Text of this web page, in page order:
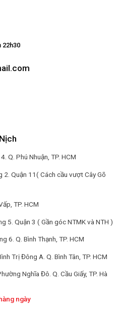
22h30
Q. Phú Nhuận, TP. HCM
Quận 11( Cách cầu vượt Cây Gõ
TP. HCM
5. Quận 3 ( Gần góc NTMK và NTH )
6. Q. Bình Thạnh, TP. HCM
Trị Đông A. Q. Bình Tân, TP. HCM
Nghĩa Đô. Q. Cầu Giấy, TP. Hà
ngày